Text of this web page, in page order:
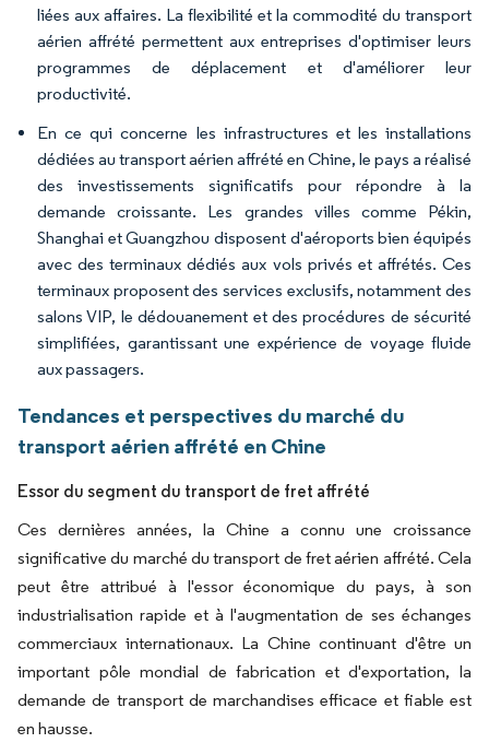
liées aux affaires. La flexibilité et la commodité du transport
aérien affrété permettent aux entreprises d'optimiser leurs
programmes de déplacement et d'améliorer leur
productivité.
En ce qui concerne les infrastructures et les installations
dédiées au transport aérien affrété en Chine, le pays a réalisé
des investissements significatifs pour répondre à la
demande croissante. Les grandes villes comme Pékin,
Shanghai et Guangzhou disposent d'aéroports bien équipés
avec des terminaux dédiés aux vols privés et affrétés. Ces
terminaux proposent des services exclusifs, notamment des
salons VIP, le dédouanement et des procédures de sécurité
simplifiées, garantissant une expérience de voyage fluide
aux passagers.
Tendances et perspectives du marché du
transport aérien affrété en Chine
Essor du segment du transport de fret affrété
Ces dernières années, la Chine a connu une croissance
significative du marché du transport de fret aérien affrété. Cela
peut être attribué à l'essor économique du pays, à son
industrialisation rapide et à l'augmentation de ses échanges
commerciaux internationaux. La Chine continuant d'être un
important pôle mondial de fabrication et d'exportation, la
demande de transport de marchandises efficace et fiable est
en hausse.